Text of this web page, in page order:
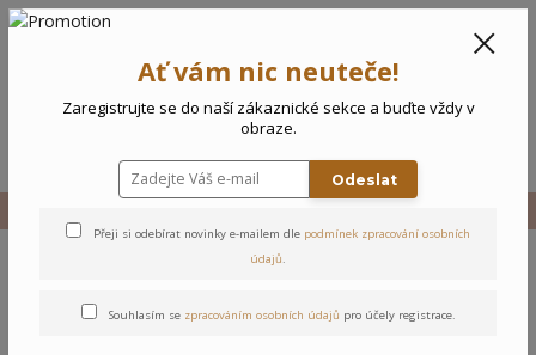
Novorozenecký komplet
Pejsek a kočička
Ať vám nic neuteče!
Zaregistrujte se do naší zákaznické sekce a buďte vždy v
obraze.
Odeslat
Přeji si odebírat novinky e-mailem dle podmínek zpracování osobních
údajů.
Souhlasím se zpracováním osobních údajů pro účely registrace.